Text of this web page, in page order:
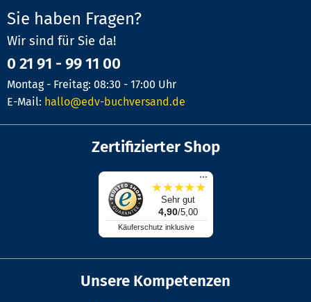
Sie haben Fragen?
Wir sind für Sie da!
0 21 91 - 99 11 00
Montag - Freitag: 08:30 - 17:00 Uhr
E-Mail: hallo@edv-buchversand.de
Zertifizierter Shop
...
★★★★★
Sehr gut
4,90/5,00
Käuferschutz inklusive
Unsere Kompetenzen